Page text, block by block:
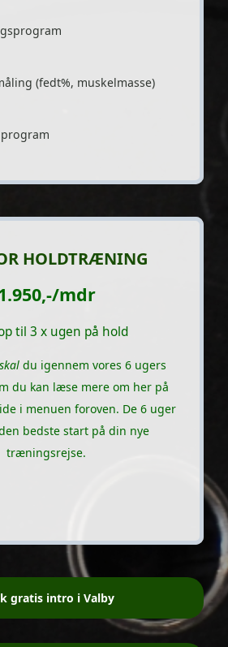
(fedt%, muskelmasse)
HOLDTRÆNING
mdr
til 3 x ugen på hold
skal du igennem vores 6 ugers
du kan læse mere om her på
i menuen foroven. De 6 uger
bedste start på din nye
træningsrejse.
gratis intro i Valby